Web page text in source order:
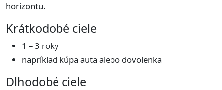
horizontu.
Krátkodobé ciele
1 – 3 roky
napríklad kúpa auta alebo dovolenka
Dlhodobé ciele